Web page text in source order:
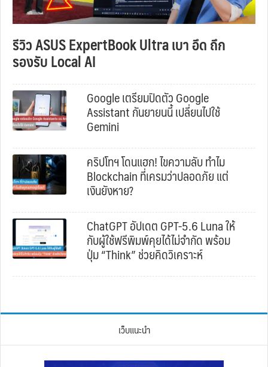
รีวิว ASUS ExpertBook Ultra เบา อึด ถึก
รองรับ Local AI
Google เตรียมปิดตัว Google
Assistant กันยายนนี้ เปลี่ยนไปใช้
Gemini
คริปโทฯ โดนแฮก! ไขความลับ ทำไม
Blockchain ที่เครมว่าปลอดภัย แต่
เงินยังหาย?
ChatGPT อัปเดต GPT-5.6 Luna ให้
กับผู้ใช้ฟรีพิมพ์คุยได้ไม่จำกัด พร้อม
ปุ่ม “Think” ช่วยคิดวิเคราะห์
เว็บแนะนำ